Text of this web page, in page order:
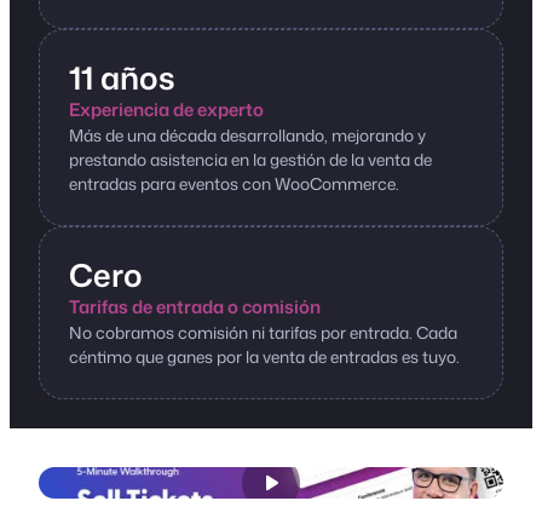
11 años
Experiencia de experto
Más de una década desarrollando, mejorando y
prestando asistencia en la gestión de la venta de
entradas para eventos con WooCommerce.
Cero
Tarifas de entrada o comisión
No cobramos comisión ni tarifas por entrada. Cada
céntimo que ganes por la venta de entradas es tuyo.